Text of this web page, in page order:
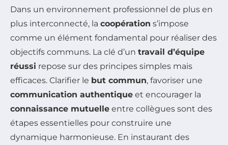
Dans un environnement professionnel de plus en
plus interconnecté, la coopération s’impose
comme un élément fondamental pour réaliser des
objectifs communs. La clé d’un travail d’équipe
réussi repose sur des principes simples mais
efficaces. Clarifier le but commun, favoriser une
communication authentique et encourager la
connaissance mutuelle entre collègues sont des
étapes essentielles pour construire une
dynamique harmonieuse. En instaurant des